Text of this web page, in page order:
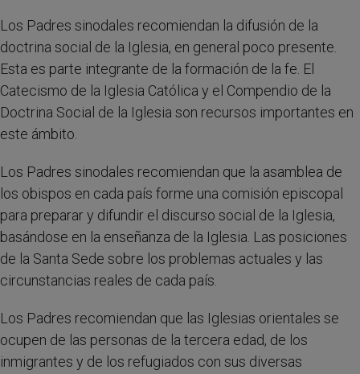
Los Padres sinodales recomiendan la difusión de la
doctrina social de la Iglesia, en general poco presente.
Esta es parte integrante de la formación de la fe. El
Catecismo de la Iglesia Católica y el Compendio de la
Doctrina Social de la Iglesia son recursos importantes en
este ámbito.
Los Padres sinodales recomiendan que la asamblea de
los obispos en cada país forme una comisión episcopal
para preparar y difundir el discurso social de la Iglesia,
basándose en la enseñanza de la Iglesia. Las posiciones
de la Santa Sede sobre los problemas actuales y las
circunstancias reales de cada país.
Los Padres recomiendan que las Iglesias orientales se
ocupen de las personas de la tercera edad, de los
inmigrantes y de los refugiados con sus diversas